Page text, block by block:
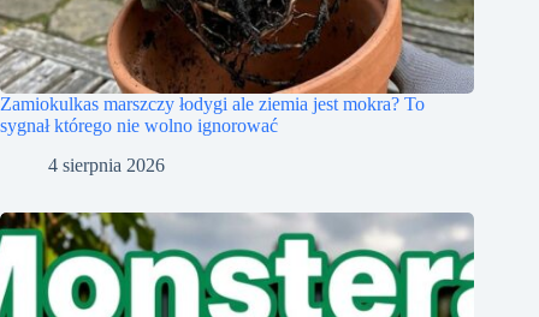
Zamiokulkas marszczy łodygi ale ziemia jest mokra? To
sygnał którego nie wolno ignorować
4 sierpnia 2026